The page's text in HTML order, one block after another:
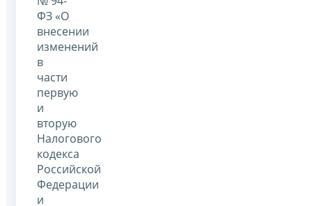
ФЗ «О
внесении
изменений
в
части
первую
и
вторую
Налогового
кодекса
Российской
Федерации
и